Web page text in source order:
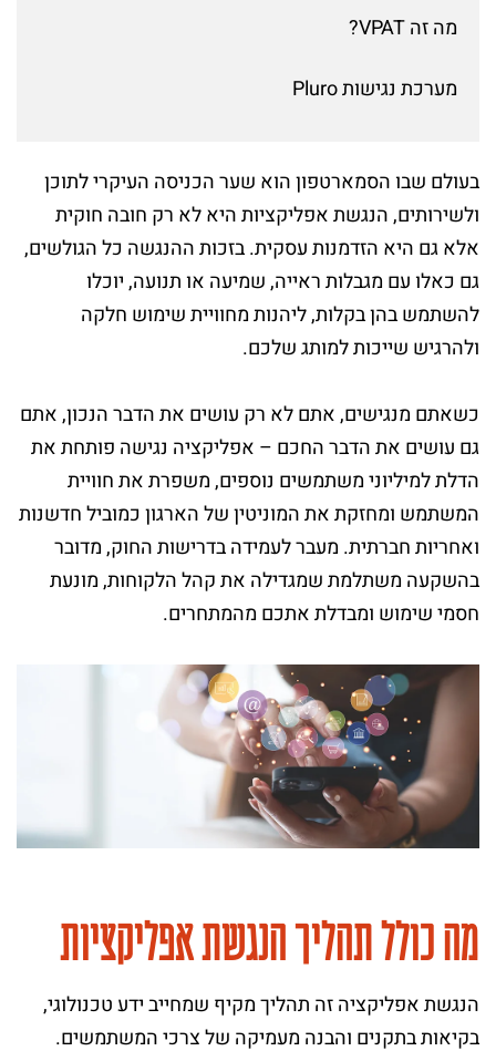
מה זה VPAT?
מערכת נגישות Pluro
בעולם שבו הסמארטפון הוא שער הכניסה העיקרי לתוכן
ולשירותים, הנגשת אפליקציות היא לא רק חובה חוקית
אלא גם היא הזדמנות עסקית. בזכות ההנגשה כל הגולשים,
גם כאלו עם מגבלות ראייה, שמיעה או תנועה, יוכלו
להשתמש בהן בקלות, ליהנות מחוויית שימוש חלקה
ולהרגיש שייכות למותג שלכם.
כשאתם מנגישים, אתם לא רק עושים את הדבר הנכון, אתם
גם עושים את הדבר החכם – אפליקציה נגישה פותחת את
הדלת למיליוני משתמשים נוספים, משפרת את חוויית
המשתמש ומחזקת את המוניטין של הארגון כמוביל חדשנות
ואחריות חברתית. מעבר לעמידה בדרישות החוק, מדובר
בהשקעה משתלמת שמגדילה את קהל הלקוחות, מונעת
חסמי שימוש ומבדלת אתכם מהמתחרים.
מה כולל תהליך הנגשת אפליקציות
הנגשת אפליקציה זה תהליך מקיף שמחייב ידע טכנולוגי,
בקיאות בתקנים והבנה מעמיקה של צרכי המשתמשים.